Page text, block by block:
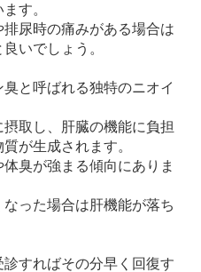
す。
尿時の痛みがある場合は
いでしょう。
と呼ばれる独特のニオイ
取し、肝臓の機能に負担
が生成されます。
臭が強まる傾向にありま
った場合は肝機能が落ち
すればその分早く回復す